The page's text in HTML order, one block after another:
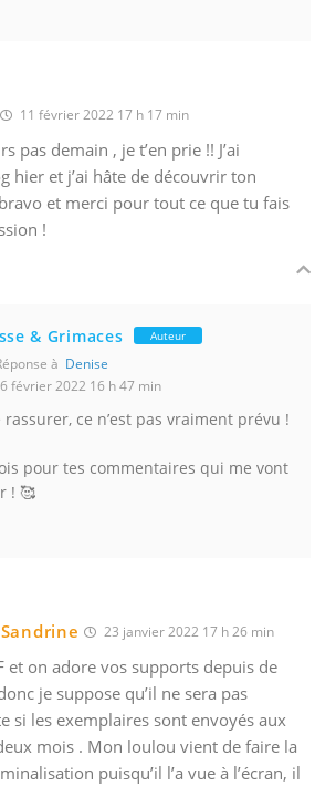
11 février 2022 17 h 17 min
pas demain , je t’en prie !! J’ai
hier et j’ai hâte de découvrir ton
et merci pour tout ce que tu fais
!
& Grimaces Auteur
à Denise
février 2022 16 h 47 min
rassurer, ce n’est pas vraiment prévu !
pour tes commentaires qui me vont
! 🥰
23 janvier 2022 17 h 26 min
et on adore vos supports depuis de
je suppose qu’il ne sera pas
si les exemplaires sont envoyés aux
mois . Mon loulou vient de faire la
puisqu’il l’a vue à l’écran, il